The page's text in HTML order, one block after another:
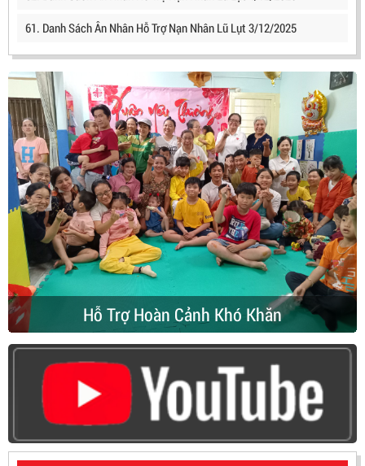
61. Danh Sách Ân Nhân Hỗ Trợ Nạn Nhân Lũ Lụt 3/12/2025
Hỗ Trợ Hoàn Cảnh Khó Khăn